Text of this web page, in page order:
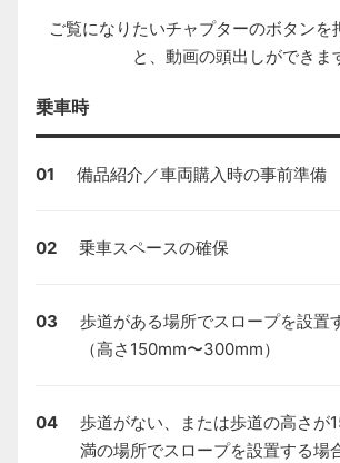
ご覧になりたいチャプターのボタンを
と、動画の頭出しができま
乗車時
01 備品紹介／車両購入時の事前準備
02 乗車スペースの確保
03
歩道がある場所でスロープを設置
（高さ150mm〜300mm）
04
歩道がない、または歩道の高さが
満の場所でスロープを設置する場